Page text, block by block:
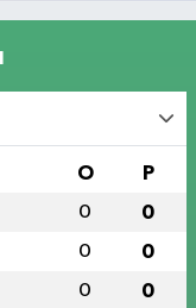
O P
0 0
0 0
0 0